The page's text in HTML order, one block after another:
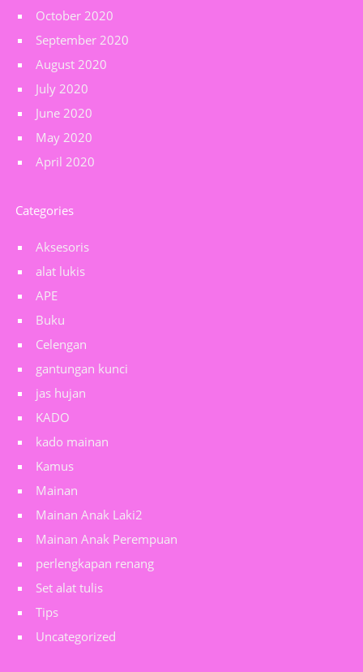
October 2020
September 2020
August 2020
July 2020
June 2020
May 2020
April 2020
Categories
Aksesoris
alat lukis
APE
Buku
Celengan
gantungan kunci
jas hujan
KADO
kado mainan
Kamus
Mainan
Mainan Anak Laki2
Mainan Anak Perempuan
perlengkapan renang
Set alat tulis
Tips
Uncategorized